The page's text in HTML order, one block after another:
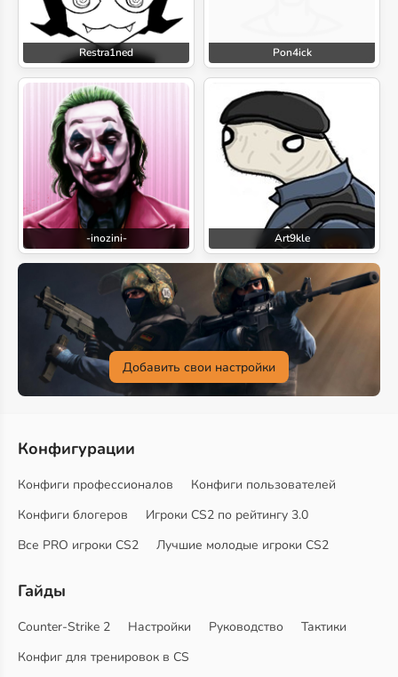
Restra1ned Pon4ick
-inozini- Art9kle
Добавить свои настройки
Конфигурации
Конфиги профессионалов
Конфиги пользователей
Конфиги блогеров
Игроки CS2 по рейтингу 3.0
Все PRO игроки CS2
Лучшие молодые игроки CS2
Гайды
Counter-Strike 2 Настройки Руководство
Тактики
Конфиг для тренировок в CS